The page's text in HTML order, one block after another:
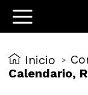
Inicio >
Calendario,